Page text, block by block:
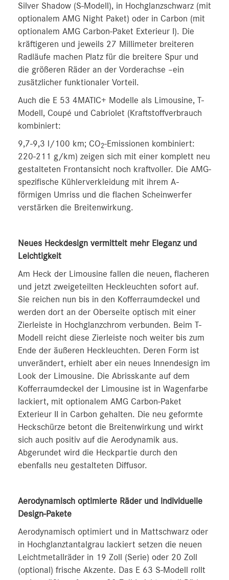
Silver Shadow (S-Modell), in Hochglanzschwarz (mit
optionalem AMG Night Paket) oder in Carbon (mit
optionalem AMG Carbon-Paket Exterieur I). Die
kräftigeren und jeweils 27 Millimeter breiteren
Radläufe machen Platz für die breitere Spur und
die größeren Räder an der Vorderachse –ein
zusätzlicher funktionaler Vorteil.
Auch die E 53 4MATIC+ Modelle als Limousine, T-
Modell, Coupé und Cabriolet (Kraftstoffverbrauch
kombiniert:
9,7-9,3 l/100 km; CO2-Emissionen kombiniert:
220-211 g/km) zeigen sich mit einer komplett neu
gestalteten Frontansicht noch kraftvoller. Die AMG-
spezifische Kühlerverkleidung mit ihrem A-
förmigen Umriss und die flachen Scheinwerfer
verstärken die Breitenwirkung.
Neues Heckdesign vermittelt mehr Eleganz und
Leichtigkeit
Am Heck der Limousine fallen die neuen, flacheren
und jetzt zweigeteilten Heckleuchten sofort auf.
Sie reichen nun bis in den Kofferraumdeckel und
werden dort an der Oberseite optisch mit einer
Zierleiste in Hochglanzchrom verbunden. Beim T-
Modell reicht diese Zierleiste noch weiter bis zum
Ende der äußeren Heckleuchten. Deren Form ist
unverändert, erhielt aber ein neues Innendesign im
Look der Limousine. Die Abrisskante auf dem
Kofferraumdeckel der Limousine ist in Wagenfarbe
lackiert, mit optionalem AMG Carbon-Paket
Exterieur II in Carbon gehalten. Die neu geformte
Heckschürze betont die Breitenwirkung und wirkt
sich auch positiv auf die Aerodynamik aus.
Abgerundet wird die Heckpartie durch den
ebenfalls neu gestalteten Diffusor.
Aerodynamisch optimierte Räder und individuelle
Design-Pakete
Aerodynamisch optimiert und in Mattschwarz oder
in Hochglanztantalgrau lackiert setzen die neuen
Leichtmetallräder in 19 Zoll (Serie) oder 20 Zoll
(optional) frische Akzente. Das E 63 S-Modell rollt